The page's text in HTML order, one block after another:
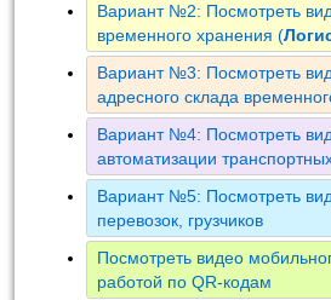
Вариант №2: Посмотреть
временного хранения (
Вариант №3: Посмотреть
адресного склада
Вариант №4: Посмотреть
автоматизации
Вариант №5: Посмотреть
перевозок, грузчиков
Посмотреть видео
работой по QR-кодам